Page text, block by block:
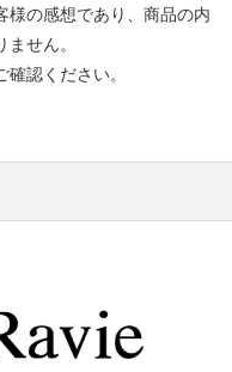
様の感想であり、商品の内
せん。
認ください。